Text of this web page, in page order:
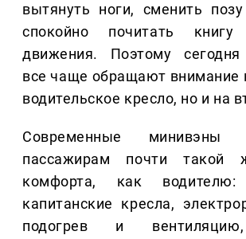
вытянуть ноги, сменить
спокойно почитать
движения. Поэтому сегодня
все чаще обращают внимание
водительское кресло, но и на
Современные минивэны
пассажирам почти такой
комфорта, как водителю:
капитанские кресла,
подогрев и